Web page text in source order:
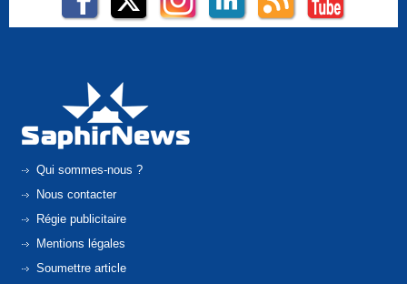
Qui sommes-nous ?
Nous contacter
Régie publicitaire
Mentions légales
Soumettre article